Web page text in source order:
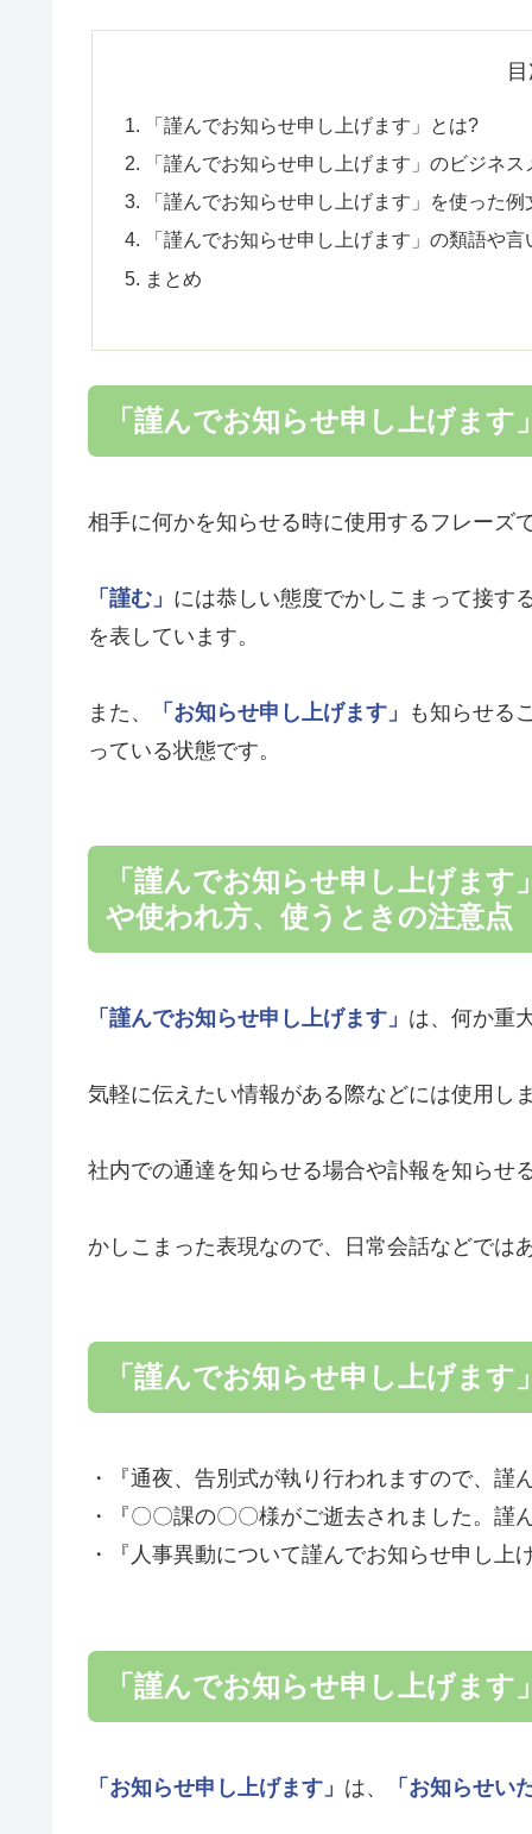
「謹んでお知らせ申し上げます」とは?
「謹んでお知らせ申し上げます」のビジネ
「謹んでお知らせ申し上げます」を使った例
「謹んでお知らせ申し上げます」の類語や言
まとめ
「謹んでお知らせ申し上げます
相手に何かを知らせる時に使用するフレーズ
「謹む」 には恭しい態度でかしこまって接す
を表しています。
また、 「お知らせ申し上げます」
も知らせる
っている状態です。
「謹んでお知らせ申し上げま
や使われ方、使うときの注意点
「謹んでお知らせ申し上げます」 は、何か重
気軽に伝えたい情報がある際などには使用し
社内での通達を知らせる場合や訃報を知らせ
かしこまった表現なので、日常会話などでは
「謹んでお知らせ申し上げます
・『通夜、告別式が執り行われますので、謹
・『〇〇課の〇〇様がご逝去されました。謹
・『人事異動について謹んでお知らせ申し上
「謹んでお知らせ申し上げます
「お知らせ申し上げます」 は、 「お知らせい